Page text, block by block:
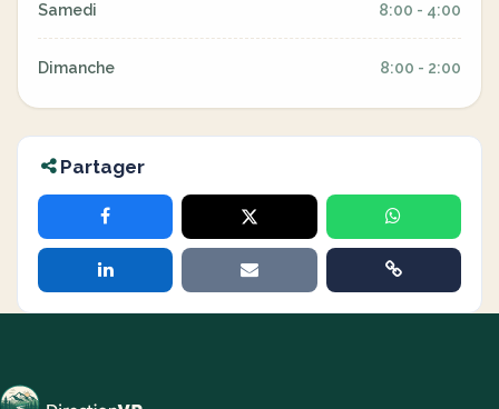
Samedi 8:00 - 4:00
Dimanche 8:00 - 2:00
Partager